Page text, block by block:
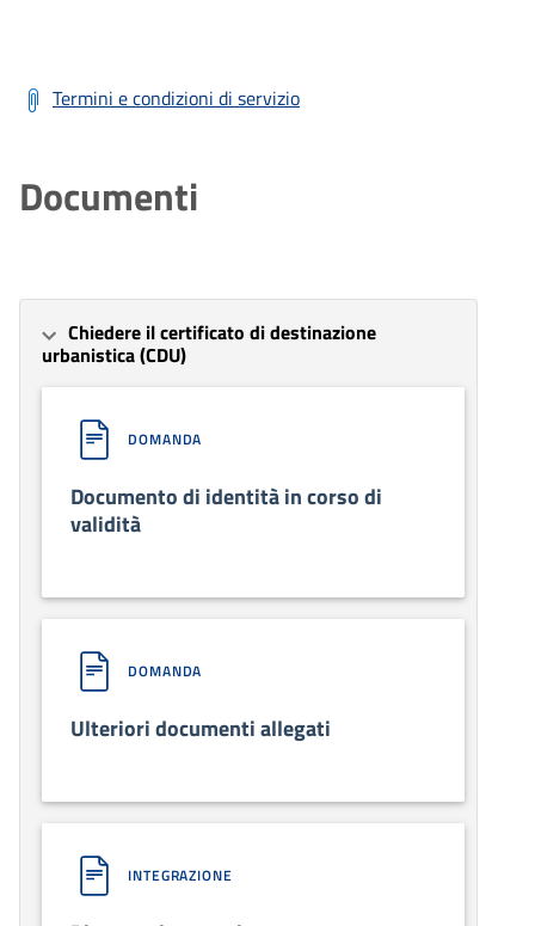
Termini e condizioni di servizio
Documenti
Chiedere il certificato di destinazione
urbanistica (CDU)
DOMANDA
Documento di identità in corso di
validità
DOMANDA
Ulteriori documenti allegati
INTEGRAZIONE